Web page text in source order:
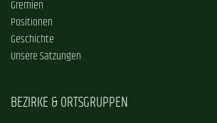
Gremien
Positionen
Geschichte
Unsere Satzungen
BEZIRKE & ORTSGRUPPEN